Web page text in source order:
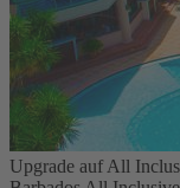
Upgrade auf All